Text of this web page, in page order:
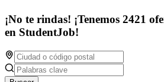
¡No te rindas! ¡Tenemos 2421
en StudentJob!